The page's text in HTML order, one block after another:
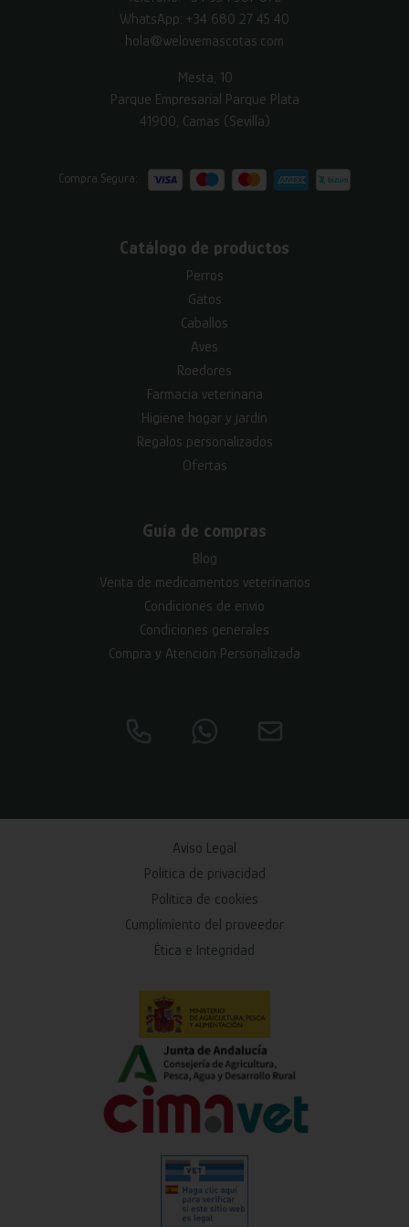
WhatsApp: +34 680 27 45 40
hola@welovemascotas.com
Mesta, 10
Parque Empresarial Parque Plata
41900, Camas (Sevilla)
Compra Segura:
Catálogo de productos
Perros
Gatos
Caballos
Aves
Roedores
Farmacia veterinaria
Higiene hogar y jardín
Regalos personalizados
Ofertas
Guía de compras
Blog
Venta de medicamentos veterinarios
Condiciones de envío
Condiciones generales
Compra y Atención Personalizada
Aviso Legal
Política de privacidad
Política de cookies
Cumplimiento del proveedor
Ética e Integridad